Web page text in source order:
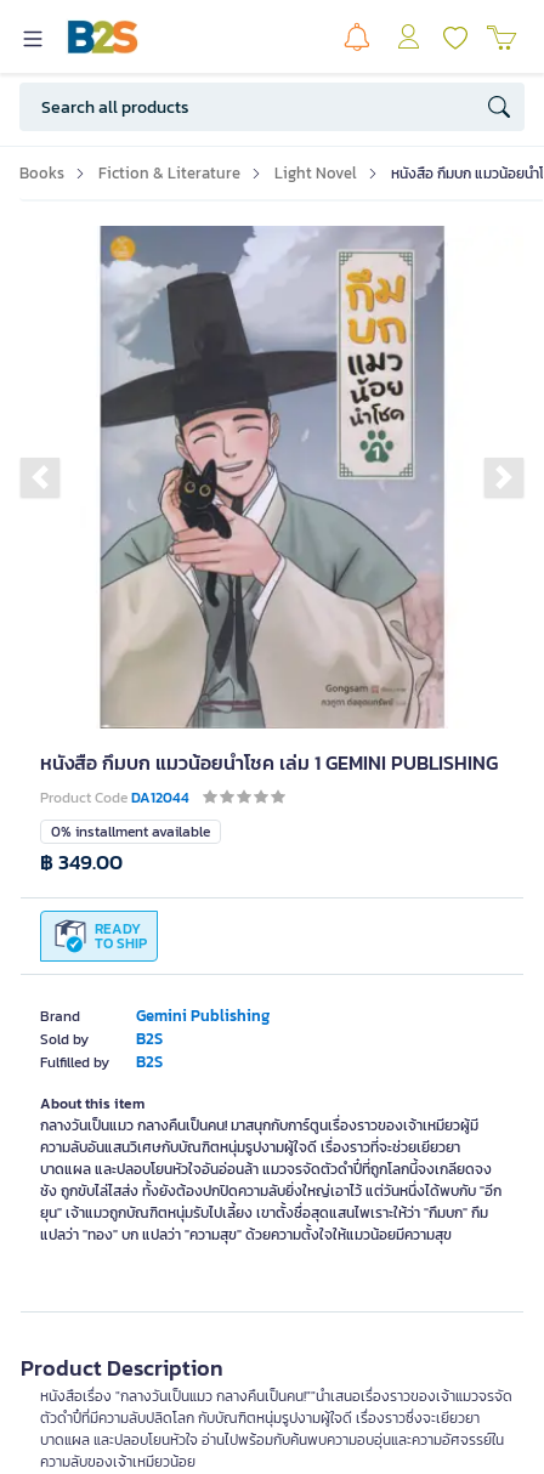
Books Fiction & Literature Light Novel หนังสือ กึมบก แมวน้อยนำโ
Previous slide
หนังสือ กึมบก แมวน้อยนำโชค เล่ม 1 GEMINI PUBLISHING
Product CodeDA12044
Brand Gemini Publishing
Sold by B2S
Fulfilled by B2S
0% installment available
READY
TO SHIP
฿ 349.00
About this item
กลางวันเป็นแมว กลางคืนเป็นคน! มาสนุกกับการ์ตูนเรื่องราวของเจ้าเหมียวผู้มี
ความลับอันแสนวิเศษกับบัณฑิตหนุ่มรูปงามผู้ใจดี เรื่องราวที่จะช่วยเยียวยา
บาดแผล และปลอบโยนหัวใจอันอ่อนล้า แมวจรจัดตัวดำปี๋ที่ถูกโลกนี้จงเกลียดจง
ชัง ถูกขับไล่ไสส่ง ทั้งยังต้องปกปิดความลับยิ่งใหญ่เอาไว้ แต่วันหนึ่งได้พบกับ "อีก
ยุน" เจ้าแมวถูกบัณฑิตหนุ่มรับไปเลี้ยง เขาตั้งชื่อสุดแสนไพเราะให้ว่า "กึมบก" กึม
แปลว่า "ทอง" บก แปลว่า "ความสุข" ด้วยความตั้งใจให้แมวน้อยมีความสุข
Product Description
หนังสือเรื่อง "กลางวันเป็นแมว กลางคืนเป็นคน!""นำเสนอเรื่องราวของเจ้าแมวจรจัด
ตัวดำปี๋ที่มีความลับปลิดโลก กับบัณฑิตหนุ่มรูปงามผู้ใจดี เรื่องราวซึ่งจะเยียวยา
บาดแผล และปลอบโยนหัวใจ อ่านไปพร้อมกับค้นพบความอบอุ่นและความอัศจรรย์ใน
ความลับของเจ้าเหมียวน้อย